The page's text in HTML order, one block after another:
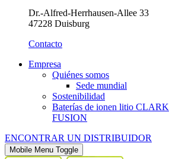
Dr.-Alfred-Herrhausen-Allee 33
47228 Duisburg
Contacto
Empresa
Quiénes somos
Sede mundial
Sostenibilidad
Baterías de ionen litio CLARK
FUSION
ENCONTRAR UN DISTRIBUIDOR
Mobile Menu Toggle